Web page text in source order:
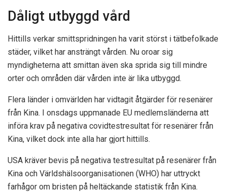
Dåligt utbyggd vård
Hittills verkar smittspridningen ha varit störst i tätbefolkade
städer, vilket har ansträngt vården. Nu oroar sig
myndigheterna att smittan även ska sprida sig till mindre
orter och områden där vården inte är lika utbyggd.
Flera länder i omvärlden har vidtagit åtgärder för resenärer
från Kina. I onsdags uppmanade EU medlemsländerna att
införa krav på negativa covidtestresultat för resenärer från
Kina, vilket dock inte alla har gjort hittills.
USA kräver bevis på negativa testresultat på resenärer från
Kina och Världshälsoorganisationen (WHO) har uttryckt
farhågor om bristen på heltäckande statistik från Kina.